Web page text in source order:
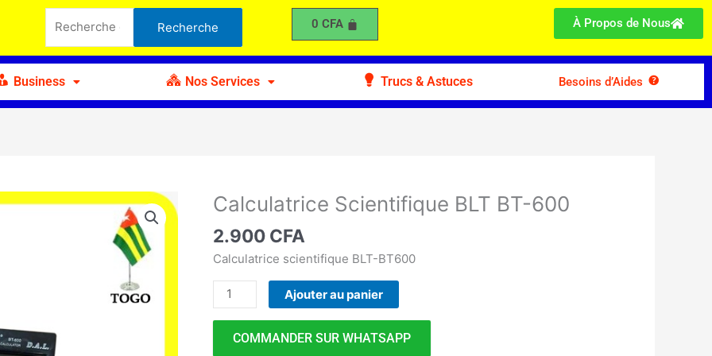
pour :
Recherche 0 CFA À Propos de Nous
Business Nos Services Trucs & Astuces Besoins d’Aides
Calculatrice Scientifique BLT BT-600
2.900 CFA
Calculatrice scientifique BLT-BT600
quantité
Calculatrice
Scientifique
BT-
Ajouter au panier
COMMANDER SUR WHATSAPP
Scientifique
600